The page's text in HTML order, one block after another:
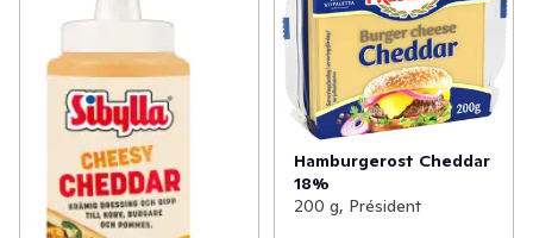
Hamburgerost Cheddar
18%
200 g, Président